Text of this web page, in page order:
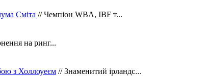
Сміта // Чемпіон WBA, IBF т...
на ринг...
з Холлоуеєм // Знаменитий ірландс...